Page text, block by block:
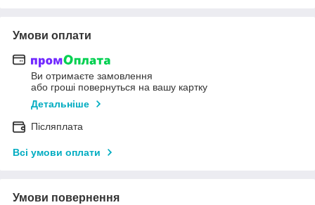
Умови оплати
Ви отримаєте замовлення
або гроші повернуться на вашу картку
Детальніше
Післяплата
Всі умови оплати
Умови повернення